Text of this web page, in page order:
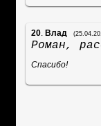
20. Влад
Роман,
Спасибо!